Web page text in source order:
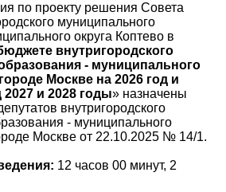
по проекту решения Совета
муниципального
округа Коптево в
внутригородского
- муниципального
Москве на 2026 год и
и 2028 годы» назначены
внутригородского
- муниципального
Москве от 22.10.2025 № 14/1.
12 часов 00 минут, 2